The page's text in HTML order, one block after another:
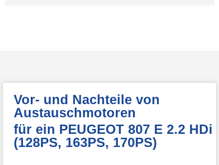
Vor- und Nachteile von
Austauschmotoren
für ein PEUGEOT 807 E 2.2 HDi
(128PS, 163PS, 170PS)